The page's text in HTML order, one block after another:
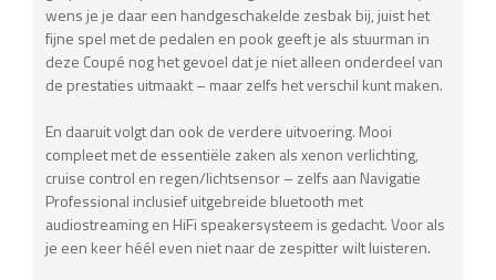
wens je je daar een handgeschakelde zesbak bij, juist het
fijne spel met de pedalen en pook geeft je als stuurman in
deze Coupé nog het gevoel dat je niet alleen onderdeel van
de prestaties uitmaakt – maar zelfs het verschil kunt maken.
En daaruit volgt dan ook de verdere uitvoering. Mooi
compleet met de essentiële zaken als xenon verlichting,
cruise control en regen/lichtsensor – zelfs aan Navigatie
Professional inclusief uitgebreide bluetooth met
audiostreaming en HiFi speakersysteem is gedacht. Voor als
je een keer héél even niet naar de zespitter wilt luisteren.